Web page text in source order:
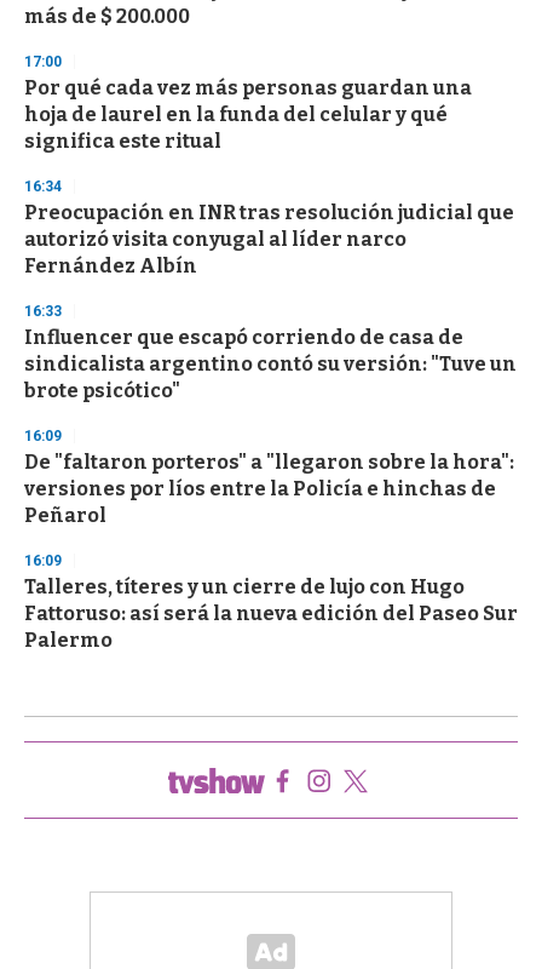
más de $ 200.000
17:00
Por qué cada vez más personas guardan una
hoja de laurel en la funda del celular y qué
significa este ritual
16:34
Preocupación en INR tras resolución judicial que
autorizó visita conyugal al líder narco
Fernández Albín
16:33
Influencer que escapó corriendo de casa de
sindicalista argentino contó su versión: "Tuve un
brote psicótico"
16:09
De "faltaron porteros" a "llegaron sobre la hora":
versiones por líos entre la Policía e hinchas de
Peñarol
16:09
Talleres, títeres y un cierre de lujo con Hugo
Fattoruso: así será la nueva edición del Paseo Sur
Palermo